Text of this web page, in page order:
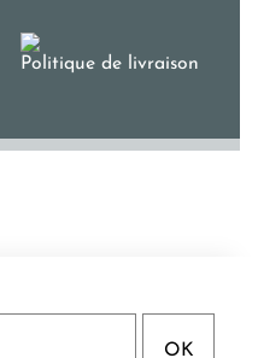
Politique de livraison